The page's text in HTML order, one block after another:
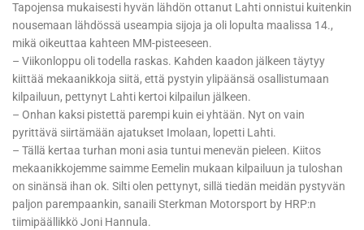
Tapojensa mukaisesti hyvän lähdön ottanut Lahti onnistui kuitenkin
nousemaan lähdössä useampia sijoja ja oli lopulta maalissa 14.,
mikä oikeuttaa kahteen MM-pisteeseen.
– Viikonloppu oli todella raskas. Kahden kaadon jälkeen täytyy
kiittää mekaanikkoja siitä, että pystyin ylipäänsä osallistumaan
kilpailuun, pettynyt Lahti kertoi kilpailun jälkeen.
– Onhan kaksi pistettä parempi kuin ei yhtään. Nyt on vain
pyrittävä siirtämään ajatukset Imolaan, lopetti Lahti.
– Tällä kertaa turhan moni asia tuntui menevän pieleen. Kiitos
mekaanikkojemme saimme Eemelin mukaan kilpailuun ja tuloshan
on sinänsä ihan ok. Silti olen pettynyt, sillä tiedän meidän pystyvän
paljon parempaankin, sanaili Sterkman Motorsport by HRP:n
tiimipäällikkö Joni Hannula.